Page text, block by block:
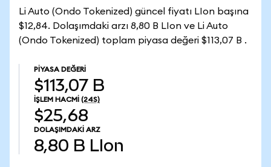
Li Auto (Ondo Tokenized) güncel fiyatı LIon başına
$12,84. Dolaşımdaki arzı 8,80 B LIon ve Li Auto
(Ondo Tokenized) toplam piyasa değeri $113,07 B .
PIYASA DEĞERI
$113,07 B
İŞLEM HACMI (24S)
$25,68
DOLAŞIMDAKI ARZ
8,80 B LIon